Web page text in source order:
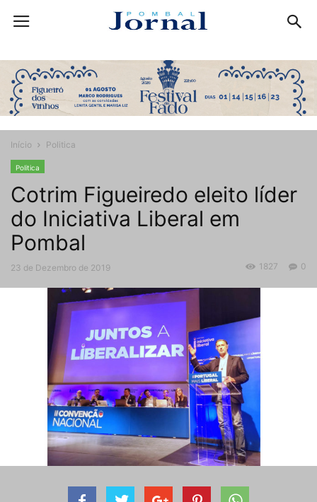
Início Politica
Politica
Cotrim Figueiredo eleito líder
do Iniciativa Liberal em
Pombal
23 de Dezembro de 2019 0
1827